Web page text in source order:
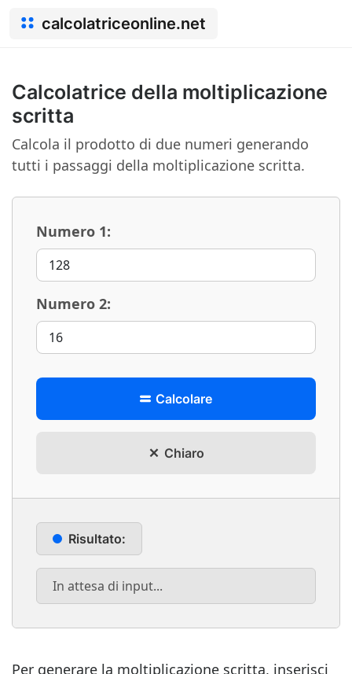
calcolatriceonline.net
Calcolatrice della moltiplicazione
scritta
Calcola il prodotto di due numeri generando
tutti i passaggi della moltiplicazione scritta.
Numero 1:
Numero 2:
Calcolare
Chiaro
Risultato:
In attesa di input...
Per generare la moltiplicazione scritta, inserisci